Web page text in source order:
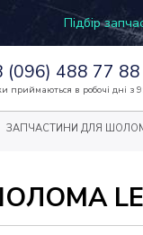
Підбір
(096) 488 77 88
приймаються в робочі дні з
ЗАПЧАСТИНИ ДЛЯ